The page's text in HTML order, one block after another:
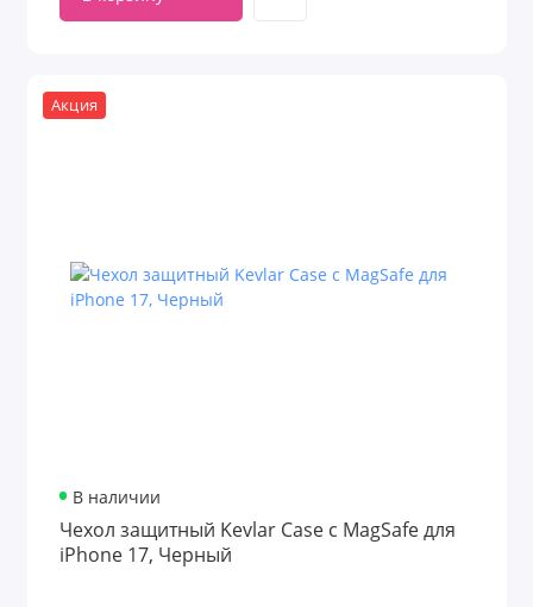
Акция
В наличии
Чехол защитный Kevlar Case с MagSafe для
iPhone 17, Черный